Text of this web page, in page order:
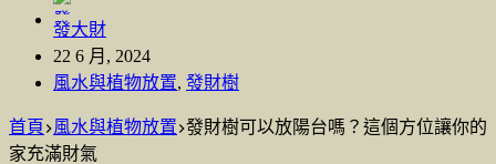
發大財
22 6 月, 2024
風水與植物放置, 發財樹
首頁 風水與植物放置 發財樹可以放陽台嗎？這個方位讓你的
家充滿財氣